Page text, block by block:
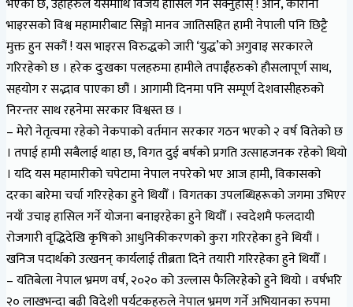
भाइरसको विश्व महामारीबाट सिङ्गो मानव जातिसहित हामी नेपाली पनि छिट्टै
मुक्त हुन सकौं ! यस भाइरस विरुद्धको जारी ‘युद्ध’को अगुवाइ सरकारले
गरिरहेको छ । हरेक दुःखका पलहरुमा हामीले तपाईँहरुको हौसलापूर्ण साथ,
सहयोग र सद्भाव पाएका छौं । आगामी दिनमा पनि सम्पूर्ण देशवासीहरुको
निरन्तर साथ रहनेमा सरकार विश्वस्त छ ।
– मेरो नेतृत्वमा रहेको नेकपाको वर्तमान सरकार गठन भएको २ वर्ष वितेको छ
। तपाई हामी सबैलाई थाहा छ, विगत दुई बर्षको प्रगति उत्साहजनक रहेको थियो
। यदि यस महामारीको चपेटामा नेपाल नपरेको भए आज हामी, विकासको
दरका बारेमा चर्चा गरिरहेका हुने थियौँ । विगतका उपलब्धिहरूको जगमा उभिएर
नयाँ उचाइ हासिल गर्ने योजना बनाइरहेका हुने थियौँ । स्वदेशमै फलदायी
रोजगारी वृद्धिदेखि कृषिको आधुनिकीकरणको कुरा गरिरहेका हुने थियौं ।
खनिज पदार्थको उत्खनन् कार्यलाई तीब्रता दिने तयारी गरिरहेका हुने थियौँ ।
– यतिबेला नेपाल भ्रमण वर्ष, २०२० को उल्लास फैलिरहेको हुने थियो । वर्षभरि
२० लाखभन्दा बढी विदेशी पर्यटकहरुले नेपाल भ्रमण गर्ने अभियानका रुपमा